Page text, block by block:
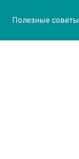
Полезные советы